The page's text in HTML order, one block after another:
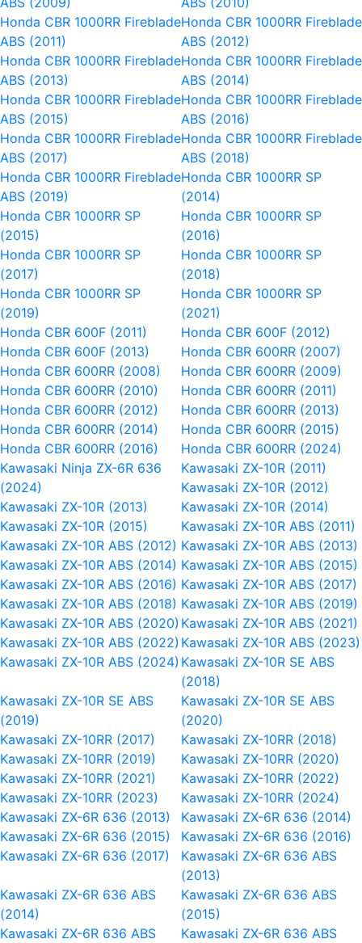
Honda CBR 1000RR Fireblade
ABS (2011)
Honda CBR 1000RR Fireblade
ABS (2012)
Honda CBR 1000RR Fireblade
ABS (2013)
Honda CBR 1000RR Fireblade
ABS (2014)
Honda CBR 1000RR Fireblade
ABS (2015)
Honda CBR 1000RR Fireblade
ABS (2016)
Honda CBR 1000RR Fireblade
ABS (2017)
Honda CBR 1000RR Fireblade
ABS (2018)
Honda CBR 1000RR Fireblade
ABS (2019)
Honda CBR 1000RR SP
(2014)
Honda CBR 1000RR SP
(2015)
Honda CBR 1000RR SP
(2016)
Honda CBR 1000RR SP
(2017)
Honda CBR 1000RR SP
(2018)
Honda CBR 1000RR SP
(2019)
Honda CBR 1000RR SP
(2021)
Honda CBR 600F (2011)
Honda CBR 600F (2012)
Honda CBR 600F (2013)
Honda CBR 600RR (2007)
Honda CBR 600RR (2008)
Honda CBR 600RR (2009)
Honda CBR 600RR (2010)
Honda CBR 600RR (2011)
Honda CBR 600RR (2012)
Honda CBR 600RR (2013)
Honda CBR 600RR (2014)
Honda CBR 600RR (2015)
Honda CBR 600RR (2016)
Honda CBR 600RR (2024)
Kawasaki Ninja ZX-6R 636
(2024)
Kawasaki ZX-10R (2011)
Kawasaki ZX-10R (2012)
Kawasaki ZX-10R (2013)
Kawasaki ZX-10R (2014)
Kawasaki ZX-10R (2015)
Kawasaki ZX-10R ABS (2011)
Kawasaki ZX-10R ABS (2012) Kawasaki ZX-10R ABS (2013)
Kawasaki ZX-10R ABS (2014) Kawasaki ZX-10R ABS (2015)
Kawasaki ZX-10R ABS (2016) Kawasaki ZX-10R ABS (2017)
Kawasaki ZX-10R ABS (2018) Kawasaki ZX-10R ABS (2019)
Kawasaki ZX-10R ABS (2020) Kawasaki ZX-10R ABS (2021)
Kawasaki ZX-10R ABS (2022) Kawasaki ZX-10R ABS (2023)
Kawasaki ZX-10R ABS (2024) Kawasaki ZX-10R SE ABS
(2018)
Kawasaki ZX-10R SE ABS
(2019)
Kawasaki ZX-10R SE ABS
(2020)
Kawasaki ZX-10RR (2017)
Kawasaki ZX-10RR (2018)
Kawasaki ZX-10RR (2019)
Kawasaki ZX-10RR (2020)
Kawasaki ZX-10RR (2021)
Kawasaki ZX-10RR (2022)
Kawasaki ZX-10RR (2023)
Kawasaki ZX-10RR (2024)
Kawasaki ZX-6R 636 (2013)
Kawasaki ZX-6R 636 (2014)
Kawasaki ZX-6R 636 (2015)
Kawasaki ZX-6R 636 (2016)
Kawasaki ZX-6R 636 (2017)
Kawasaki ZX-6R 636 ABS
(2013)
Kawasaki ZX-6R 636 ABS
(2014)
Kawasaki ZX-6R 636 ABS
(2015)
Kawasaki ZX-6R 636 ABS
Kawasaki ZX-6R 636 ABS